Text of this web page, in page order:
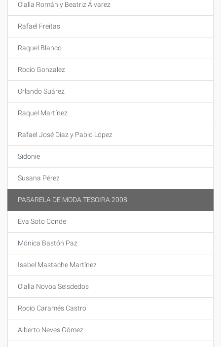
Olalla Román y Beatriz Álvarez
Rafael Freitas
Raquel Blanco
Rocío Gonzalez
Orlando Suárez
Raquel Martínez
Rafael José Diaz y Pablo López
Sidonie
Susana Pérez
PASARELA DE MODA TESOIRA 2008
Eva Soto Conde
Mónica Bastón Paz
Isabel Mastache Martínez
Olalla Novoa Seisdedos
Rocío Caramés Castro
Alberto Neves Gómez